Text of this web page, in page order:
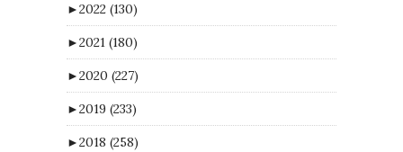
►2022 (130)
►2021 (180)
►2020 (227)
►2019 (233)
►2018 (258)